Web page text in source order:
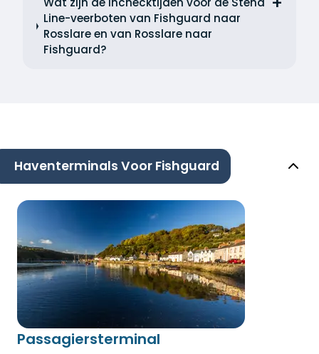
Line-veerboten van Fishguard naar
Rosslare en van Rosslare naar
Fishguard?
Haventerminals Voor Fishguard
Passagiersterminal